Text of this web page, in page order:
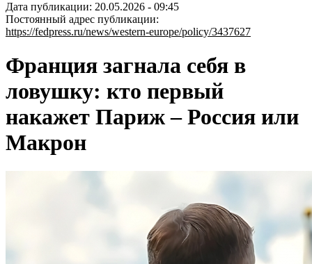
Дата публикации: 20.05.2026 - 09:45
Постоянный адрес публикации:
https://fedpress.ru/news/western-europe/policy/3437627
Франция загнала себя в
ловушку: кто первый
накажет Париж – Россия или
Макрон